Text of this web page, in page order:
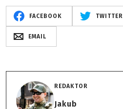
FACEBOOK TWITTER
EMAIL
REDAKTOR
Jakub